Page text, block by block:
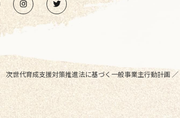
次世代育成支援対策推進法に基づく一般事業主行動計画 ／